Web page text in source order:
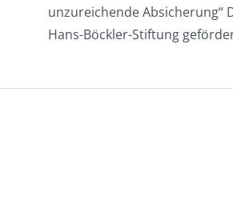
unzureichende Absicherung“
Hans-Böckler-Stiftung